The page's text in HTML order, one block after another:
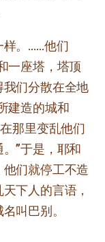
样。……他们
一座塔，塔顶
们分散在全地
建造的城和
那里变乱他们
”于是，耶和
们就停工不造
下人的言语，
叫巴别。